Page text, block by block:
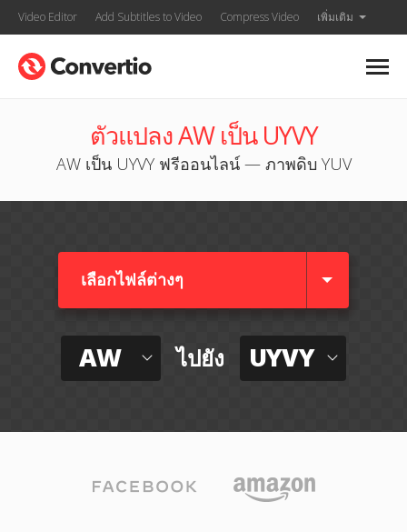
Video Editor Add Subtitles to Video Compress Video เพิ่มเติม
ตัวแปลง AW เป็น UYVY
AW เป็น UYVY ฟรีออนไลน์ — ภาพดิบ YUV
เลือกไฟล์ต่างๆ​
AW ไปยัง UYVY